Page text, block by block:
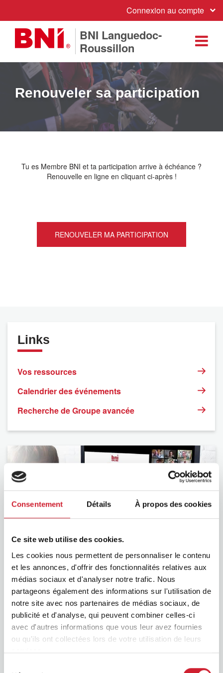
Consentement Détails À propos des cookies
Ce site web utilise des cookies.
Les cookies nous permettent de personnaliser le contenu
et les annonces, d'offrir des fonctionnalités relatives aux
médias sociaux et d'analyser notre trafic. Nous
partageons également des informations sur l'utilisation de
notre site avec nos partenaires de médias sociaux, de
publicité et d'analyse, qui peuvent combiner celles-ci
avec d'autres informations que vous leur avez fournies
ou qu'ils ont collectées lors de votre utilisation de leurs
services.
Connexion au compte
BNI Languedoc-
Roussillon
Renouveler sa participation
Tu es Membre BNI et ta participation arrive à échéance ?
Renouvelle en ligne en cliquant ci-après !
Links
Vos ressources
Calendrier des événements
Recherche de Groupe avancée
BNI